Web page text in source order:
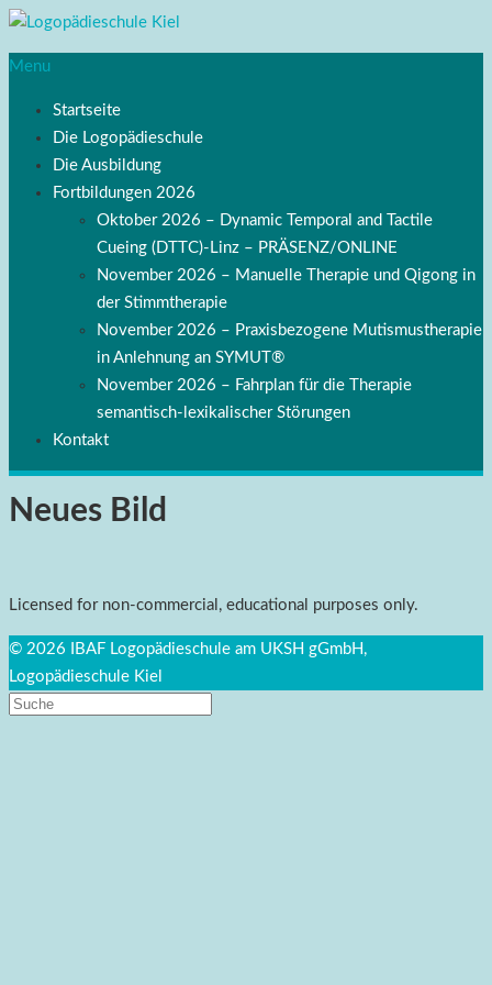
Menu
Startseite
Die Logopädieschule
Die Ausbildung
Fortbildungen 2026
Oktober 2026 – Dynamic Temporal and Tactile
Cueing (DTTC)-Linz – PRÄSENZ/ONLINE
November 2026 – Manuelle Therapie und Qigong in
der Stimmtherapie
November 2026 – Praxisbezogene Mutismustherapie
in Anlehnung an SYMUT®
November 2026 – Fahrplan für die Therapie
semantisch-lexikalischer Störungen
Kontakt
Neues Bild
Licensed for non-commercial, educational purposes only.
© 2026 IBAF Logopädieschule am UKSH gGmbH,
Logopädieschule Kiel